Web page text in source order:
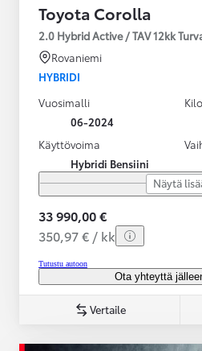
Toyota Corolla
2.0 Hybrid Active / TAV 12kk
Rovaniemi
HYBRIDI
Vuosimalli
06-2024
Käyttövoima
Hybridi Bensiini
Näytä
33 990,00 €
350,97 € / kk
Tutustu autoon
Ota yhteyttä
Vertaile